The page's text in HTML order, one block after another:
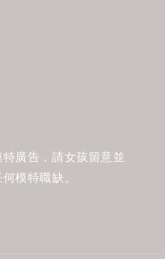
廣告，請女孩留意並
模特職缺。